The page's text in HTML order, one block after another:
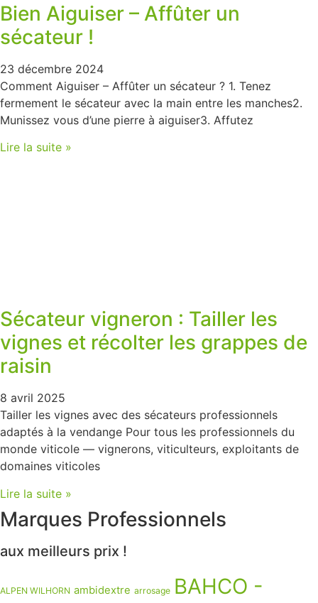
Bien Aiguiser – Affûter un
sécateur !
23 décembre 2024
Comment Aiguiser – Affûter un sécateur ? 1. Tenez
fermement le sécateur avec la main entre les manches2.
Munissez vous d’une pierre à aiguiser3. Affutez
Lire la suite »
Sécateur vigneron : Tailler les
vignes et récolter les grappes de
raisin
8 avril 2025
Tailler les vignes avec des sécateurs professionnels
adaptés à la vendange Pour tous les professionnels du
monde viticole — vignerons, viticulteurs, exploitants de
domaines viticoles
Lire la suite »
Marques Professionnels
aux meilleurs prix !
ALPEN WILHORN ambidextre arrosage BAHCO -